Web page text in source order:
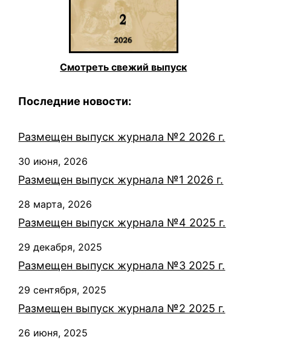
Смотреть свежий выпуск
Последние новости:
Размещен выпуск журнала №2 2026 г.
30 июня, 2026
Размещен выпуск журнала №1 2026 г.
28 марта, 2026
Размещен выпуск журнала №4 2025 г.
29 декабря, 2025
Размещен выпуск журнала №3 2025 г.
29 сентября, 2025
Размещен выпуск журнала №2 2025 г.
26 июня, 2025